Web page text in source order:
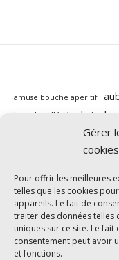
Gérer
cookies
Pour offrir les meilleures
telles que les cookies
appareils. Le fait de
traiter des données telles
uniques sur ce site. Le
consentement peut avoir
et fonctions.
amuse bouche apéritif
brioche allégée brioche
cabillaud
chorizo
cookeo cookie cookies
crevettes fraises goûter
légumes
pomme pomme de terre
rééquilibrage alimentaire